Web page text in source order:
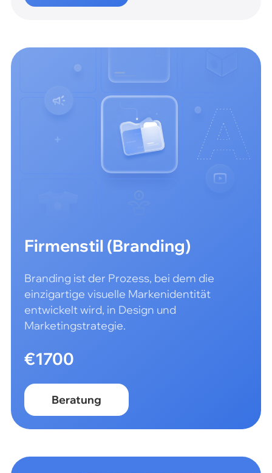
Firmenstil (Branding)
Branding ist der Prozess, bei dem die
einzigartige visuelle Markenidentität
entwickelt wird, in Design und
Marketingstrategie.
€1700
Beratung